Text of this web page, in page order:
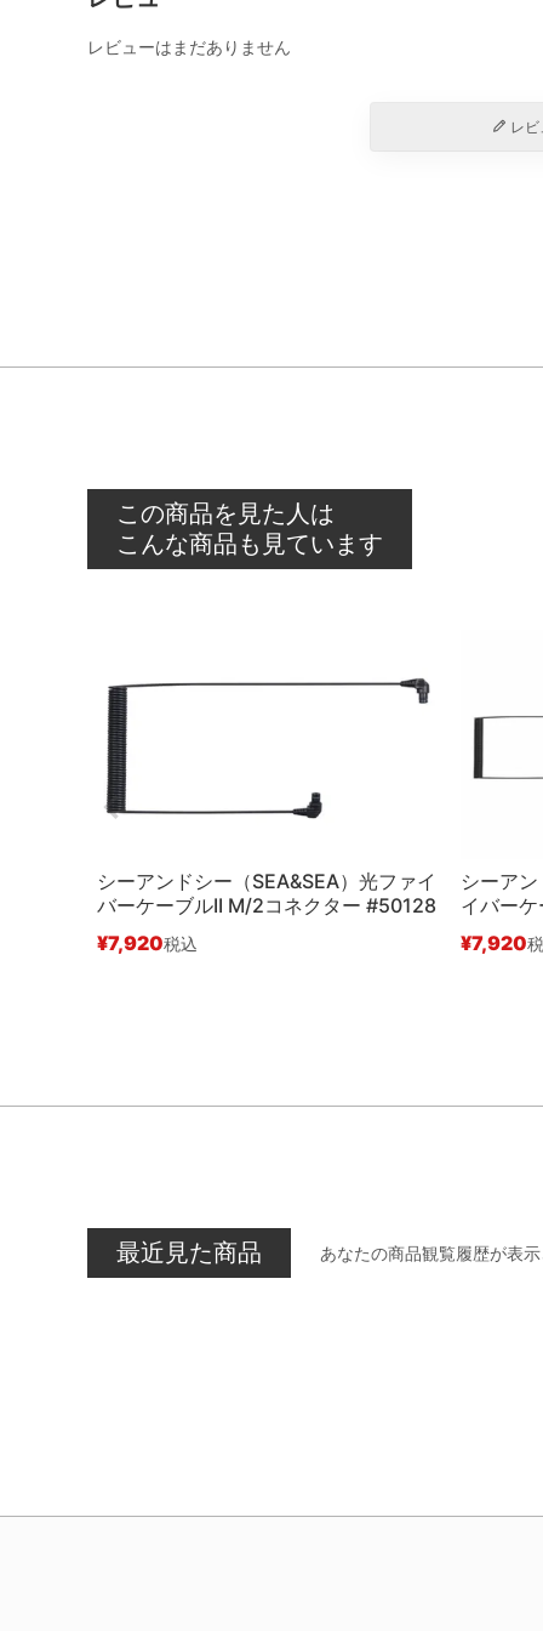
レビューはまだありません
レ
この商品を見た人は
こんな商品も見ています
シーアンドシー（SEA&SEA）光ファイ
バーケーブルII M/2コネクター #50128
¥7,920税込
シーア
イバー
¥7,920
最近見た商品 あなたの商品観覧履歴が表